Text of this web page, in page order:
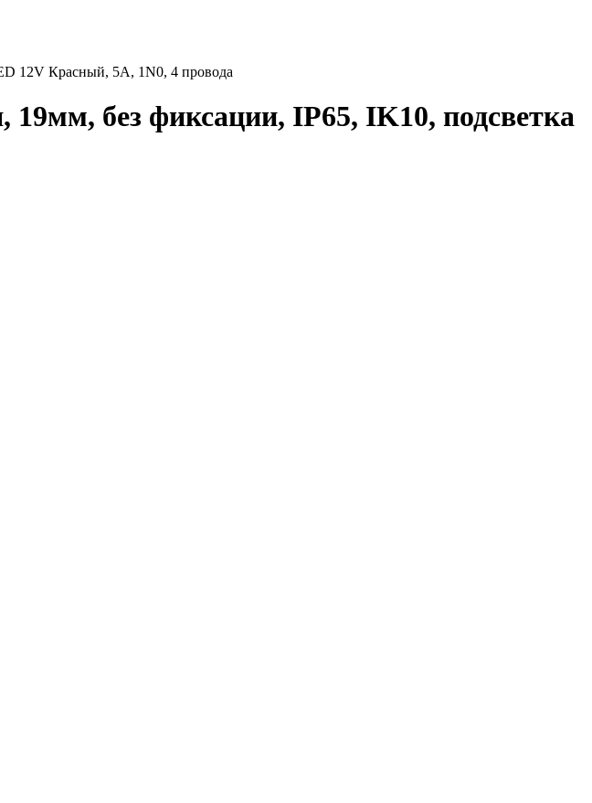
12V Красный, 5А, 1N0, 4 провода
без фиксации, IP65, IK10, подсветка